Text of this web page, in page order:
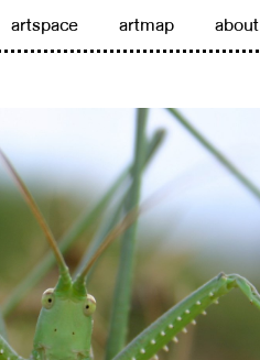
about
artmap
artspace